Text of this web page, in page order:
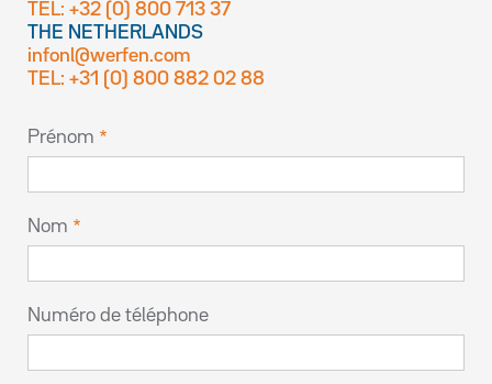
TEL: +32 (0) 800 713 37
THE NETHERLANDS
infonl@werfen.com
TEL: +31 (0) 800 882 02 88
Prénom
Nom
Numéro de téléphone